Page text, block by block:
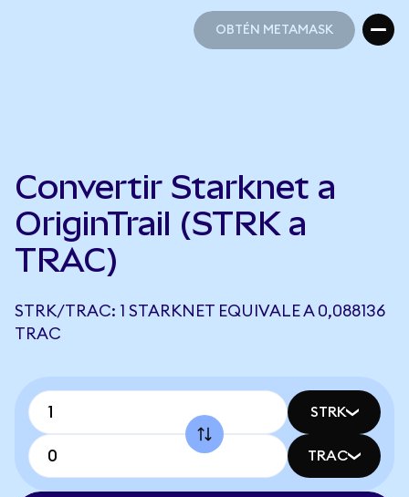
OBTÉN METAMASK
Convertir Starknet a
OriginTrail (STRK a
TRAC)
STRK/TRAC: 1 STARKNET EQUIVALE A 0,088136
TRAC
STRK
TRAC